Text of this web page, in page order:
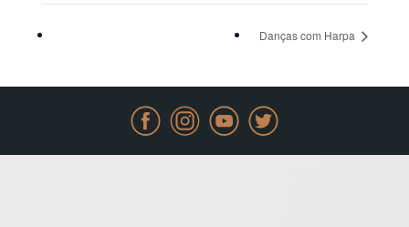
Danças com Harpa